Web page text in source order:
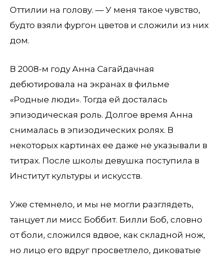
Оттилии на голову. — У меня такое чувство,
будто взяли фургон цветов и сложили из них
дом.
В 2008-м году Анна Сагайдачная
дебютировала на экранах в фильме
«Родные люди». Тогда ей досталась
эпизодическая роль. Долгое время Анна
снималась в эпизодических ролях. В
некоторых картинах ее даже не указывали в
титрах. После школы девушка поступила в
Институт культуры и искусств.
Уже стемнело, и мы не могли разглядеть,
танцует ли мисс Боббит. Билли Боб, словно
от боли, сложился вдвое, как складной нож,
но лицо его вдруг просветлело, диковатые